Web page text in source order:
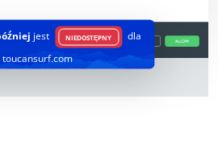
jest NIEDOSTĘPNY
dla
toucansurf.com